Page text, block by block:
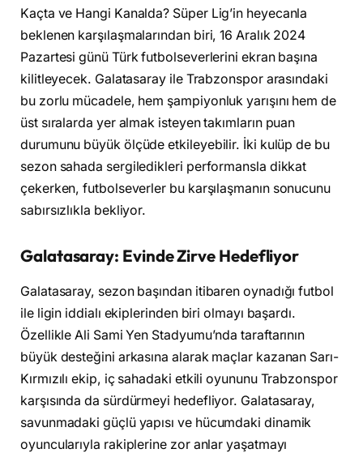
Kaçta ve Hangi Kanalda? Süper Lig’in heyecanla
beklenen karşılaşmalarından biri, 16 Aralık 2024
Pazartesi günü Türk futbolseverlerini ekran başına
kilitleyecek. Galatasaray ile Trabzonspor arasındaki
bu zorlu mücadele, hem şampiyonluk yarışını hem de
üst sıralarda yer almak isteyen takımların puan
durumunu büyük ölçüde etkileyebilir. İki kulüp de bu
sezon sahada sergiledikleri performansla dikkat
çekerken, futbolseverler bu karşılaşmanın sonucunu
sabırsızlıkla bekliyor.
Galatasaray: Evinde Zirve Hedefliyor
Galatasaray, sezon başından itibaren oynadığı futbol
ile ligin iddialı ekiplerinden biri olmayı başardı.
Özellikle Ali Sami Yen Stadyumu’nda taraftarının
büyük desteğini arkasına alarak maçlar kazanan Sarı-
Kırmızılı ekip, iç sahadaki etkili oyununu Trabzonspor
karşısında da sürdürmeyi hedefliyor. Galatasaray,
savunmadaki güçlü yapısı ve hücumdaki dinamik
oyuncularıyla rakiplerine zor anlar yaşatmayı